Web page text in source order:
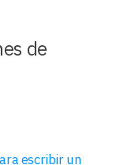
de
escribir un